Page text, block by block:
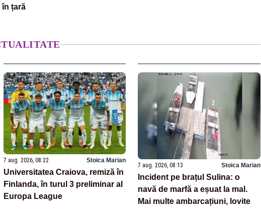
țară
7 aug. 2026, 08:22 Stoica Marian
Universitatea Craiova, remiză în
Finlanda, în turul 3 preliminar al
Europa League
7 aug. 2026, 08:13 Stoica Marian
Incident pe brațul Sulina: o
navă de marfă a eșuat la mal.
Mai multe ambarcațiuni, lovite